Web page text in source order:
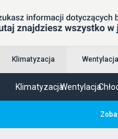
Klimatyzacja Wentylacja
KlimatyzacjaWentylacja